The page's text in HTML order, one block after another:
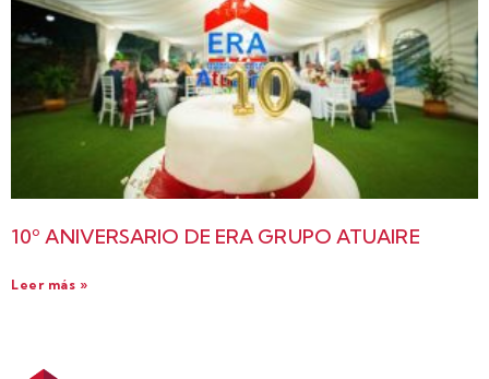
10º ANIVERSARIO DE ERA GRUPO ATUAIRE
Leer más »